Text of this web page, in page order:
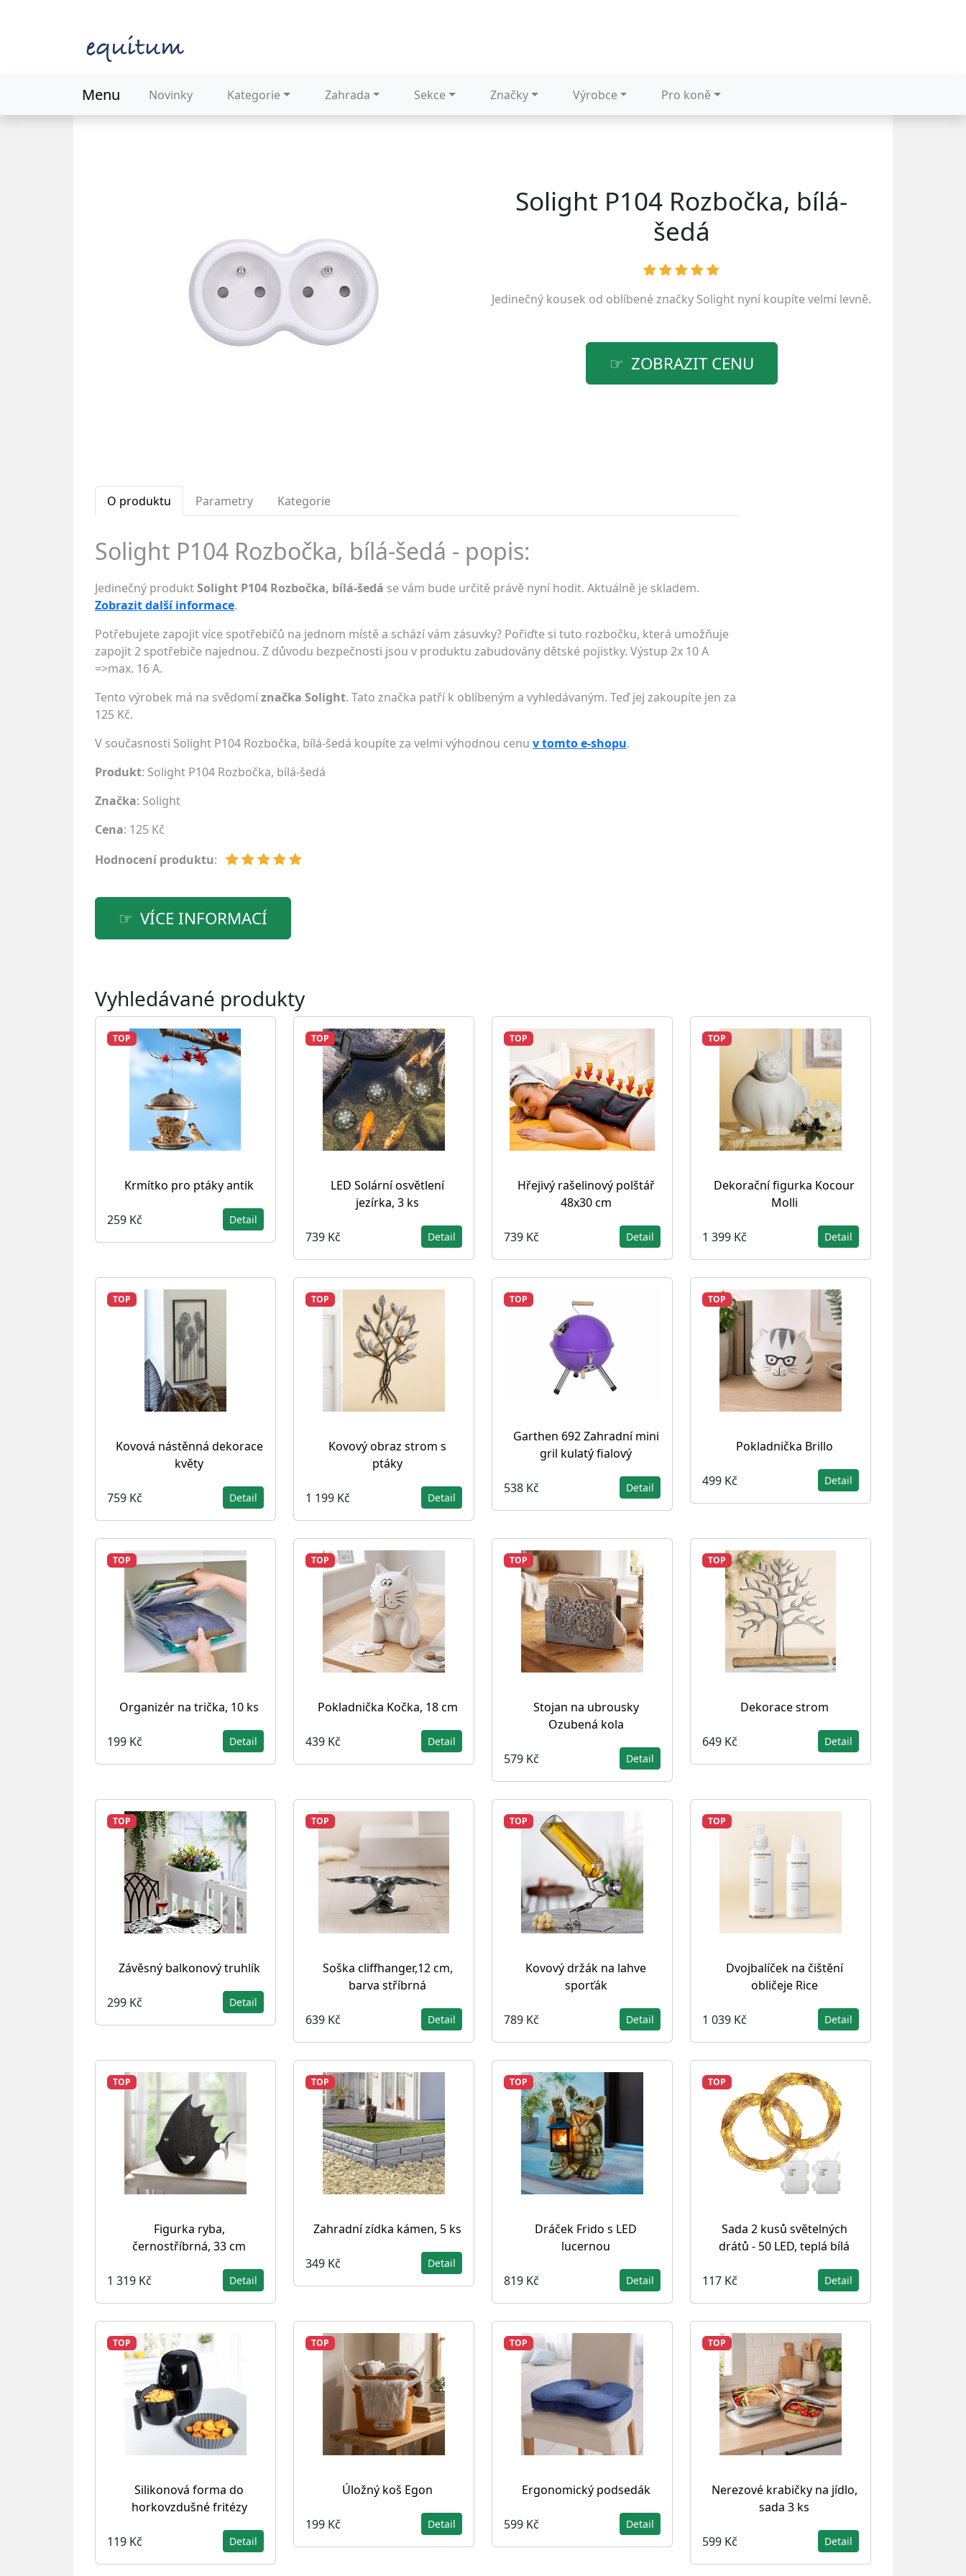
Menu Novinky Kategorie Zahrada Sekce Značky Výrobce Pro koně
Solight P104 Rozbočka, bílá-
šedá
Jedinečný kousek od oblíbené značky Solight nyní koupíte velmi levně.
ZOBRAZIT CENU
O produktu Parametry Kategorie
Solight P104 Rozbočka, bílá-šedá - popis:
Jedinečný produktSolight P104 Rozbočka, bílá-šedá se vám bude určitě právě nyní hodit. Aktuálně je skladem.
Zobrazit další informace.
Potřebujete zapojit více spotřebičů na jednom místě a schází vám zásuvky? Pořiďte si tuto rozbočku, která umožňuje
zapojit 2 spotřebiče najednou. Z důvodu bezpečnosti jsou v produktu zabudovány dětské pojistky. Výstup 2x 10 A
=>max. 16 A.
Tento výrobek má na svědomíznačka Solight. Tato značka patří k oblíbeným a vyhledávaným. Teď jej zakoupíte jen za
125 Kč.
V současnosti Solight P104 Rozbočka, bílá-šedá koupíte za velmi výhodnou cenu v tomto e-shopu.
Produkt: Solight P104 Rozbočka, bílá-šedá
Značka: Solight
Cena: 125 Kč
Hodnocení produktu:
VÍCE INFORMACÍ
Vyhledávané produkty
TOP
Krmítko pro ptáky antik
259 Kč Detail
TOP
LED Solární osvětlení
jezírka, 3 ks
739 Kč Detail
TOP
Hřejivý rašelinový polštář
48x30 cm
739 Kč Detail
TOP
Dekorační figurka Kocour
Molli
1 399 Kč Detail
TOP
Kovová nástěnná dekorace
květy
759 Kč Detail
TOP
Kovový obraz strom s
ptáky
1 199 Kč Detail
TOP
Garthen 692 Zahradní mini
gril kulatý fialový
538 Kč Detail
TOP
Pokladnička Brillo
499 Kč Detail
TOP
Organizér na trička, 10 ks
199 Kč Detail
TOP
Pokladnička Kočka, 18 cm
439 Kč Detail
TOP
Stojan na ubrousky
Ozubená kola
579 Kč Detail
TOP
Dekorace strom
649 Kč Detail
TOP
Závěsný balkonový truhlík
299 Kč Detail
TOP
Soška cliffhanger,12 cm,
barva stříbrná
639 Kč Detail
TOP
Kovový držák na lahve
sporťák
789 Kč Detail
TOP
Dvojbalíček na čištění
obličeje Rice
1 039 Kč Detail
TOP
Figurka ryba,
černostříbrná, 33 cm
1 319 Kč Detail
TOP
Zahradní zídka kámen, 5 ks
349 Kč Detail
TOP
Dráček Frido s LED
lucernou
819 Kč Detail
TOP
Sada 2 kusů světelných
drátů - 50 LED, teplá bílá
117 Kč Detail
TOP
Silikonová forma do
horkovzdušné fritézy
119 Kč Detail
TOP
Úložný koš Egon
199 Kč Detail
TOP
Ergonomický podsedák
599 Kč Detail
TOP
Nerezové krabičky na jídlo,
sada 3 ks
599 Kč Detail